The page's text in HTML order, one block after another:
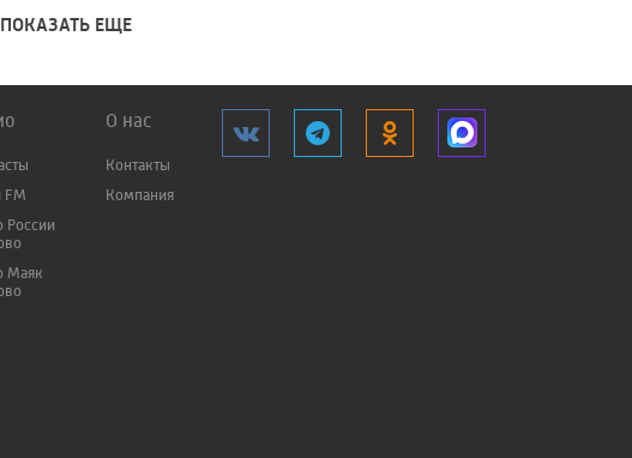
ПОКАЗАТЬ ЕЩЕ
FM
России
Маяк
О нас
Контакты
Компания